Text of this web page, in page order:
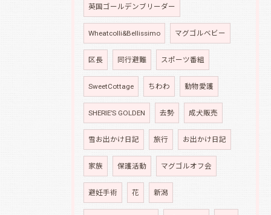
英国ゴールデンブリーダー
Wheatcolli&Bellissimo マグゴルベビー
区長 同行避難 スポーツ番組
SweetCottage ちわわ 動物愛護
SHERIE’S GOLDEN 去勢 成犬販売
雪お出かけ日記 旅行 お出かけ日記
家族 保護活動 マグゴルオフ会
避妊手術 花 新潟